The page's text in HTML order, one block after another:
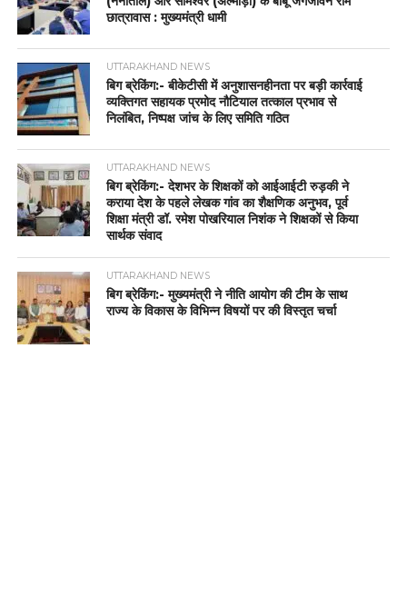
छात्रावास : मुख्यमंत्री धामी
UTTARAKHAND NEWS
बिग ब्रेकिंग:- बीकेटीसी में अनुशासनहीनता पर बड़ी कार्रवाई
व्यक्तिगत सहायक प्रमोद नौटियाल तत्काल प्रभाव से
निलंबित, निष्पक्ष जांच के लिए समिति गठित
UTTARAKHAND NEWS
बिग ब्रेकिंग:- देशभर के शिक्षकों को आईआईटी रुड़की ने
कराया देश के पहले लेखक गांव का शैक्षणिक अनुभव, पूर्व
शिक्षा मंत्री डॉ. रमेश पोखरियाल निशंक ने शिक्षकों से किया
सार्थक संवाद
UTTARAKHAND NEWS
बिग ब्रेकिंग:- मुख्यमंत्री ने नीति आयोग की टीम के साथ
राज्य के विकास के विभिन्न विषयों पर की विस्तृत चर्चा